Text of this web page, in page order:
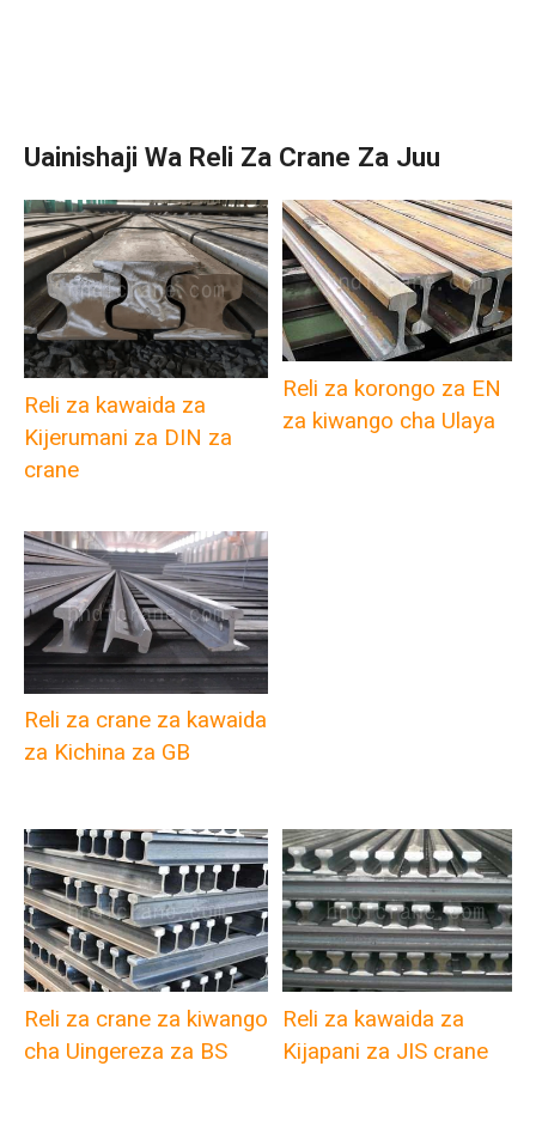
Uainishaji Wa Reli Za Crane Za Juu
Reli za kawaida za
Kijerumani za DIN za
crane
Reli za korongo za EN
za kiwango cha Ulaya
Reli za crane za kawaida
za Kichina za GB
Reli za crane za kiwango
cha Uingereza za BS
Reli za kawaida za
Kijapani za JIS crane